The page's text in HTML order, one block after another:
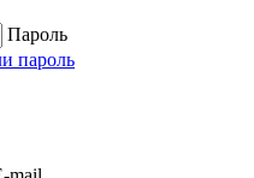
Пароль
пароль